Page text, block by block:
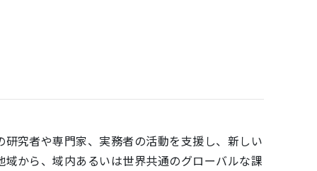
究者や専門家、実務者の活動を支援し、新しい
から、域内あるいは世界共通のグローバルな課